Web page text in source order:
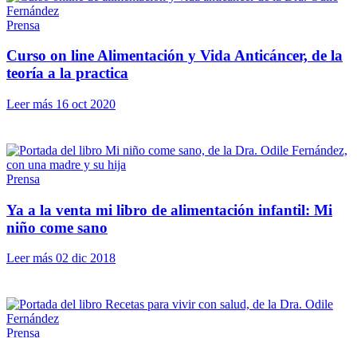
Prensa
Curso on line Alimentación y Vida Anticáncer, de la
teoría a la practica
Leer más 16 oct 2020
Prensa
Ya a la venta mi libro de alimentación infantil: Mi
niño come sano
Leer más 02 dic 2018
Prensa